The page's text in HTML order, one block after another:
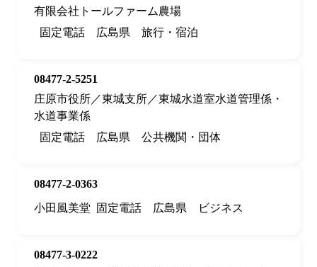
有限会社トールファーム農場
固定電話
広島県 旅行・宿泊
08477-2-5251
庄原市役所／東城支所／東城水道室水道管理係・
水道事業係
固定電話
広島県 公共機関・団体
08477-2-0363
小田風美堂
固定電話 広島県 ビジネス
08477-3-0222